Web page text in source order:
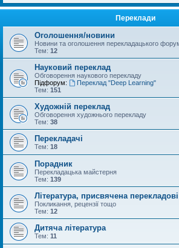
Переклади
Оголошення/новини
Новини та оголошення перекладацького
Тем: 12
Науковий переклад
Обговорення наукового перекладу
Підфорум:
Переклад "Deep Learning"
Тем: 151
Художній переклад
Обговорення художнього перекладу
Тем: 38
Перекладачі
Тем: 18
Порадник
Перекладацька майстерня
Тем: 139
Література, присвячена перекладові
Покликання, рецензії тощо
Тем: 12
Дитяча література
Тем: 11